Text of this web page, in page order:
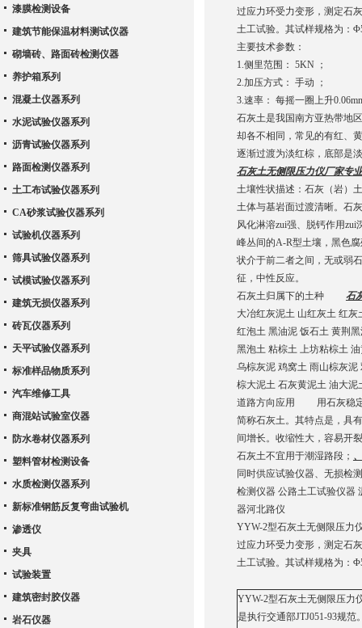
过应力环受力变形，测定石
土工试验。其试样规格为：
主要技术参数：
1.侧里范围： 5KN ；
2.加压方式： 手动 ；
3.速率： 每摇一圈上升
石灰土是我国南方亚热带地
却各不相同，常见的有红、
逐渐过渡为淡红棕，底部是
石灰土无侧限压力仪厂家专
土壤性状描述：石灰（岩）
土体与基岩面过渡清晰。石
风化淋溶zui强、脱钙作用
峰丛间的A-R型土壤，黑色
状介于前二者之间，无或弱
征，中性反应。
石灰土归属下的土种 石
大冶红灰泥土 山红灰土 红
红泡土 黑油泥 饭石土 黄荆
黑泡土 粘棕土 上坊粘棕土
乌棕灰泥 鸡窝土 雨山棕灰
棕大泥土 石灰黄泥土 油大
道路方向应用 用石灰稳定
简称石灰土。其特点是，具
间增长。收缩性大，容易
石灰土不宜用于潮湿路段； 、
同时供应试验仪器、无损检
检测仪器 公路土工试验仪器
器河北路仪
YYW-2型石灰土无侧限压力
过应力环受力变形，测定石
土工试验。其试样规格为：
YYW-2型石灰土无侧限压力
是执行交通部JTJ051-93规
漆膜检测设备
建筑节能保温材料测试仪器
砌墙砖、路面砖检测仪器
养护箱系列
混凝土仪器系列
水泥试验仪器系列
沥青试验仪器系列
路面检测仪器系列
土工布试验仪器系列
CA砂浆试验仪器系列
试验机仪器系列
筛具试验仪器系列
试模试验仪器系列
建筑无损仪器系列
砖瓦仪器系列
天平试验仪器系列
标准样品物质系列
汽车维修工具
商混站试验室仪器
防水卷材仪器系列
塑料管材检测设备
水质检测仪器系列
新标准钢筋反复弯曲试验机
渗透仪
夹具
试验装置
建筑密封胶仪器
岩石仪器